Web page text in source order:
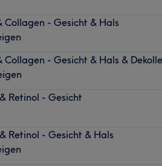
Collagen - Gesicht & Hals
- Gesicht & Hals &
Retinol - Gesicht
Retinol - Gesicht & Hals